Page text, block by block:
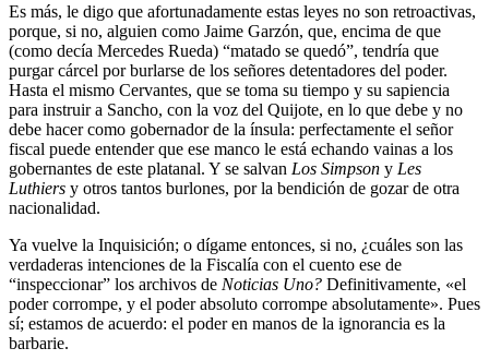
Es más, le digo que afortunadamente estas leyes no son retroactivas,
porque, si no, alguien como Jaime Garzón, que, encima de que
(como decía Mercedes Rueda) “matado se quedó”, tendría que
purgar cárcel por burlarse de los señores detentadores del poder.
Hasta el mismo Cervantes, que se toma su tiempo y su sapiencia
para instruir a Sancho, con la voz del Quijote, en lo que debe y no
debe hacer como gobernador de la ínsula: perfectamente el señor
fiscal puede entender que ese manco le está echando vainas a los
gobernantes de este platanal. Y se salvan Los Simpson y Les
Luthiers y otros tantos burlones, por la bendición de gozar de otra
nacionalidad.
Ya vuelve la Inquisición; o dígame entonces, si no, ¿cuáles son las
verdaderas intenciones de la Fiscalía con el cuento ese de
“inspeccionar” los archivos de Noticias Uno? Definitivamente, «el
poder corrompe, y el poder absoluto corrompe absolutamente». Pues
sí; estamos de acuerdo: el poder en manos de la ignorancia es la
barbarie.